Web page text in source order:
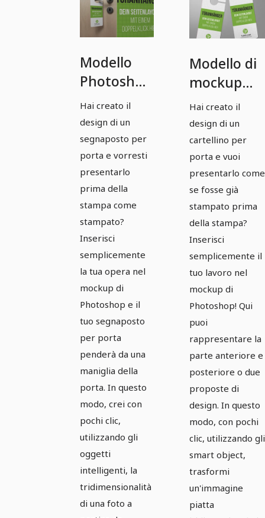
Modello
Photoshop
Mockup:
Maniglia
della porta
con
appenderia
Hai creato il
design di un
segnaposto per
porta e vorresti
presentarlo
prima della
stampa come
stampato?
Inserisci
semplicemente
la tua opera nel
mockup di
Photoshop e il
tuo segnaposto
per porta
penderà da una
maniglia della
porta. In questo
modo, crei con
pochi clic,
utilizzando gli
oggetti
intelligenti, la
tridimensionalità
di una foto a
Modello di
mockup
Photoshop:
2 etichette
per porte
orizzontali
Hai creato il
design di un
cartellino per
porta e vuoi
presentarlo come
se fosse già
stampato prima
della stampa?
Inserisci
semplicemente il
tuo lavoro nel
mockup di
Photoshop! Qui
puoi
rappresentare la
parte anteriore e
posteriore o due
proposte di
design. In questo
modo, con pochi
clic, utilizzando gli
smart object,
trasformi
un'immagine
piatta